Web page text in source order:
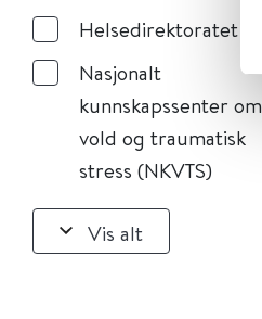
Helsedirektoratet
Nasjonalt
kunnskapssenter om
vold og traumatisk
stress (NKVTS)
Vis alt